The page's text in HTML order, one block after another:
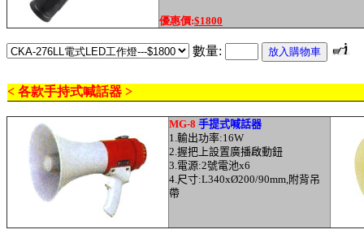
優惠價:$1800
數量:
< 各款手持式喊話器 >
MG-8 手提式喊話器
1.輸出功率:16W
2.握把上設置廣播啟動鈕
3.電源:2號電池x6
4.尺寸:L340xØ200/90mm, 附背吊
帶